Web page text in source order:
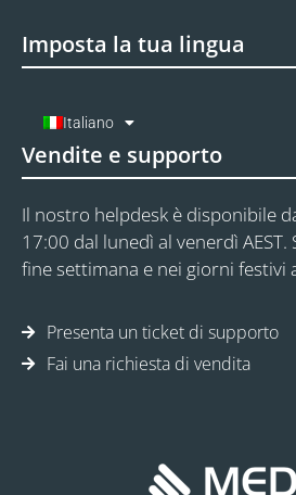
Imposta la tua lingua
Italiano
Vendite e supporto
Il nostro helpdesk è disponibile
17:00 dal lunedì al venerdì AEST.
fine settimana e nei giorni festivi
Presenta un ticket di supporto
Fai una richiesta di vendita